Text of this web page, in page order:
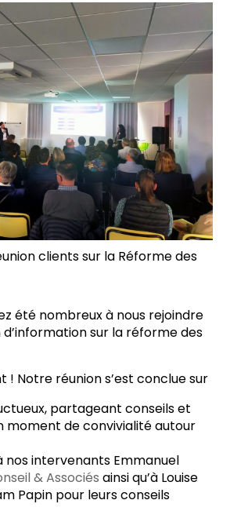
clients sur la Réforme des
été nombreux à nous rejoindre
sur la réforme des
Notre réunion s’est conclue sur
partageant conseils et
moment de convivialité autour
nos intervenants Emmanuel
& Associés ainsi qu’à Louise
Papin pour leurs conseils